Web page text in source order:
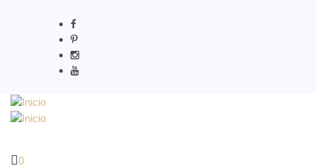
0